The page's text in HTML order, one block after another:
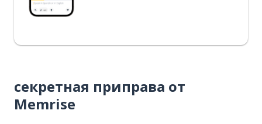
секретная приправа от
Memrise